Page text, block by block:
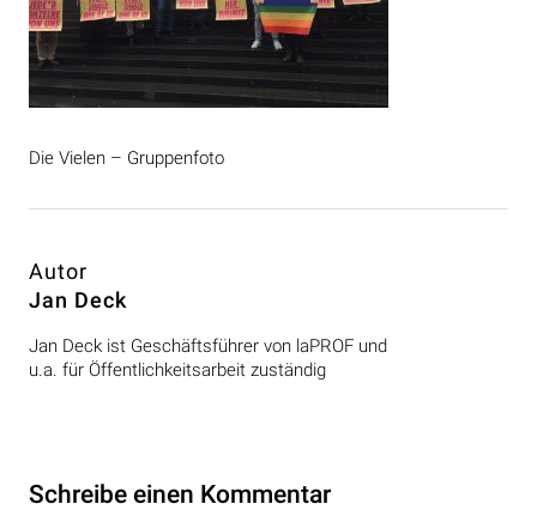
Die Vielen – Gruppenfoto
Autor
Jan Deck
Jan Deck ist Geschäftsführer von laPROF und
u.a. für Öffentlichkeitsarbeit zuständig
Schreibe einen Kommentar